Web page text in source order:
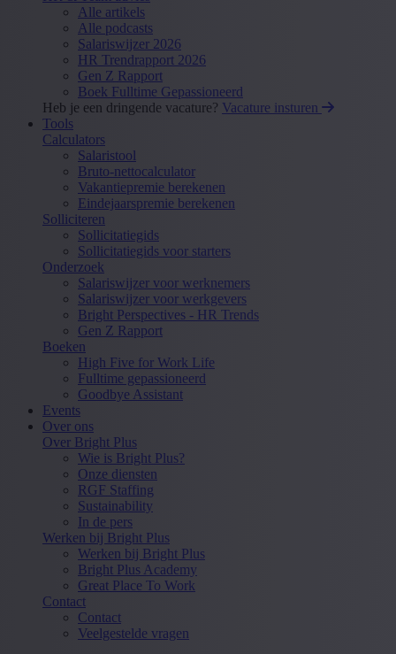
Alle artikels
Alle podcasts
Salariswijzer 2026
HR Trendrapport 2026
Gen Z Rapport
Boek Fulltime Gepassioneerd
Heb je een dringende vacature? Vacature insturen
Tools
Calculators
Salaristool
Bruto-nettocalculator
Vakantiepremie berekenen
Eindejaarspremie berekenen
Solliciteren
Sollicitatiegids
Sollicitatiegids voor starters
Onderzoek
Salariswijzer voor werknemers
Salariswijzer voor werkgevers
Bright Perspectives - HR Trends
Gen Z Rapport
Boeken
High Five for Work Life
Fulltime gepassioneerd
Goodbye Assistant
Events
Over ons
Over Bright Plus
Wie is Bright Plus?
Onze diensten
RGF Staffing
Sustainability
In de pers
Werken bij Bright Plus
Werken bij Bright Plus
Bright Plus Academy
Great Place To Work
Contact
Contact
Veelgestelde vragen